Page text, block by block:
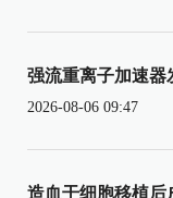
强流重离子加速器
2026-08-06 09:47
造血干细胞移植后